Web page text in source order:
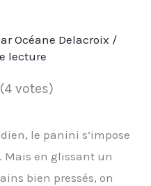
Océane Delacroix /
lecture
votes)
le panini s’impose
Mais en glissant un
bien pressés, on